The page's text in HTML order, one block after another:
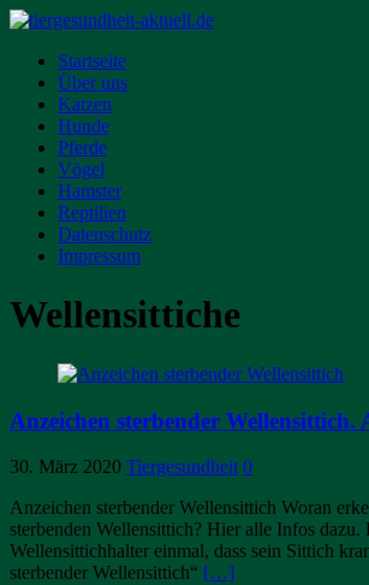
Startseite
Über uns
Katzen
Hunde
Pferde
Vögel
Hamster
Reptilien
Datenschutz
Impressum
Wellensittiche
Anzeichen sterbender Wellensittich.
30. März 2020 Tiergesundheit 0
Anzeichen sterbender Wellensittich Woran
sterbenden Wellensittich? Hier alle Infos dazu.
Wellensittichhalter einmal, dass sein Sittich
sterbender Wellensittich“ […]